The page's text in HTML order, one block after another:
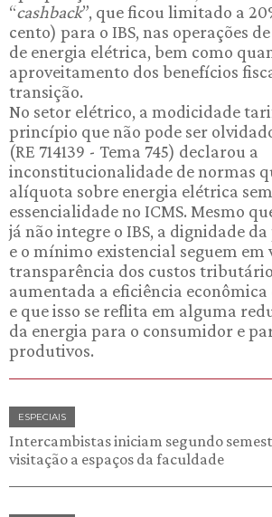
“cashback”, que ficou limitado a
cento) para o IBS, nas operações
de energia elétrica, bem como
aproveitamento dos benefícios
transição.
No setor elétrico, a modicidade
princípio que não pode ser
(RE 714139 - Tema 745) declarou a
inconstitucionalidade de normas
alíquota sobre energia elétrica
essencialidade no ICMS. Mesmo
já não integre o IBS, a dignidade
e o mínimo existencial seguem em
transparência dos custos
aumentada a eficiência
e que isso se reflita em alguma
da energia para o consumidor e
produtivos.
ESPECIAIS
Intercambistas iniciam segundo
visitação a espaços da faculdade